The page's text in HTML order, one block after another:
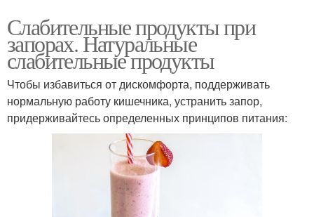
Слабительные продукты при
запорах. Натуральные
слабительные продукты
Чтобы избавиться от дискомфорта, поддерживать
нормальную работу кишечника, устранить запор,
придерживайтесь определенных принципов питания: